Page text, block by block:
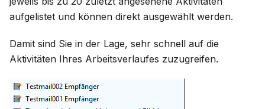
aufgelistet und können direkt ausgewählt werden.
Damit sind Sie in der Lage, sehr schnell auf die
Aktivitäten Ihres Arbeitsverlaufes zuzugreifen.